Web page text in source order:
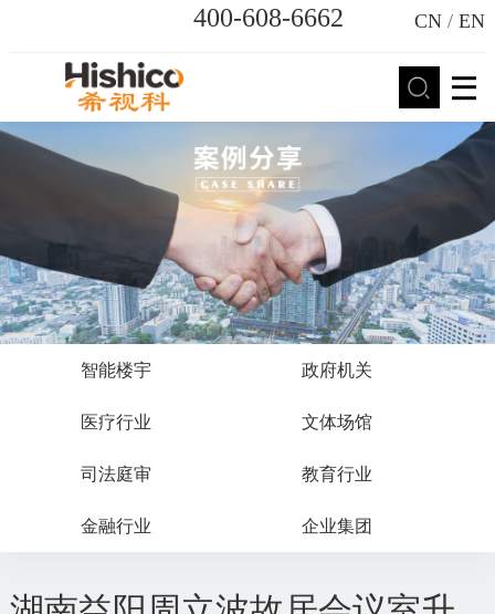
400-608-6662 CN /EN
智能楼宇 政府机关
医疗行业 文体场馆
司法庭审 教育行业
金融行业 企业集团